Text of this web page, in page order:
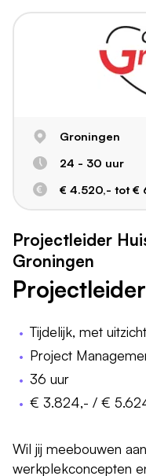
Groningen
24 - 30 uur
€ 4.520,- tot €
Projectleider
Groningen
Tijdelijk, met
Project
36 uur
€ 3.824,- / €
Wil jij meebouwen
werkplekconcepten